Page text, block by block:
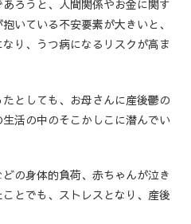
ろうと、人間関係やお金に関す
いている不安要素が大きいと、
り、うつ病になるリスクが高ま
としても、お母さんに産後鬱の
活の中のそこかしこに潜んでい
の身体的負荷、赤ちゃんが泣き
とでも、ストレスとなり、産後